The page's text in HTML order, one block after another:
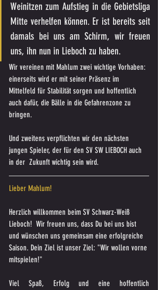
Weinitzen zum Aufstieg in die Gebietsliga
Mitte verhelfen können. Er ist bereits seit
damals bei uns am Schirm, wir freuen
uns, ihn nun in Lieboch zu haben.
Wir vereinen mit Mahlum zwei wichtige Vorhaben:
einerseits wird er mit seiner Präsenz im
Mittelfeld für Stabilität sorgen und hoffentlich
auch dafür, die Bälle in die Gefahrenzone zu
bringen.
Und zweitens verpflichten wir den nächsten
jungen Spieler, der für den SV SW LIEBOCH auch
in der  Zukunft wichtig sein wird.
Lieber Mahlum!
Herzlich willkommen beim SV Schwarz-Weiß
Lieboch!  Wir freuen uns, dass Du bei uns bist
und wünschen uns gemeinsam eine erfolgreiche
Saison. Dein Ziel ist unser Ziel: "Wir wollen vorne
mitspielen!"
Viel Spaß, Erfolg und eine hoffentlich